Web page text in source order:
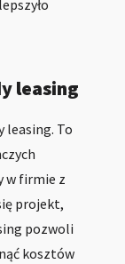
leasing
leasing. To
w firmie z
projekt,
pozwoli
kosztów